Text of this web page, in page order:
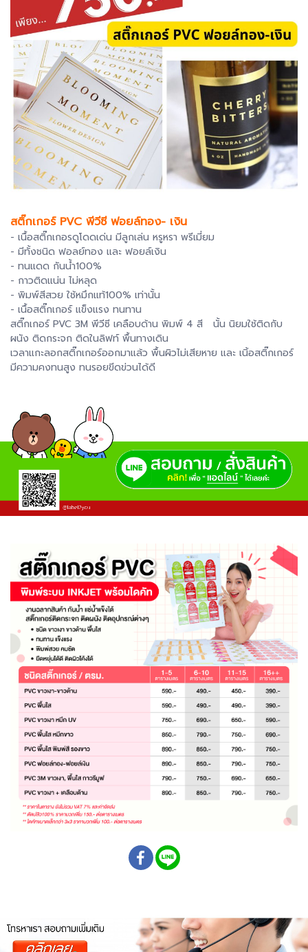
สติ๊กเกอร์ PVC พีวีซี ฟอยล์ทอง- เงิน
- เนื้อสติ๊กเกอรดูโดดเด่น มีลูกเล่น หรูหรา พรีเมี่ยม
- มีทั้งชนิด ฟอลย์ทอง และ ฟอยล์เงิน
- ทนแดด กันน้ำ100%
- กาวติดแน่น ไม่หลุด
- พิมพ์สีสวย ใช้หมึกแท้100% เท่านั้น
- เนื้อสติ๊กเกอร์ แข็งแรง ทนทาน
สติ๊กเกอร์ PVC 3M พีวีซี เคลือบด้าน พิมพ์ 4 สี นั้น นิยมใช้ติดกับ
ผนัง ติดกระจก ติดในลิฟท์ พื้นทางเดิน
เวลาแกะลอกสติ๊กเกอร์ออกมาแล้ว พื้นผิวไม่เสียหาย และ เนิ้อสติ๊กเกอร์
มีความคงทนสูง ทนรอยขีดข่วนได้ดี